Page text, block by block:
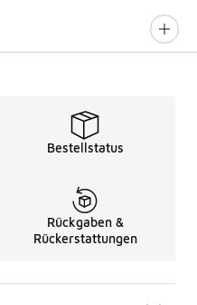
Bestellstatus
Rückgaben &
Rückerstattungen